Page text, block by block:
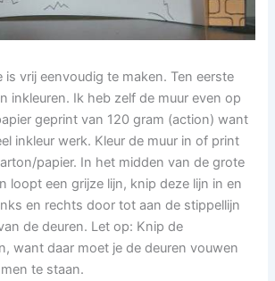
is vrij eenvoudig te maken. Ten eerste
inkleuren. Ik heb zelf de muur even op
geprint van 120 gram (action) want
inkleur werk. Kleur de muur in of print
papier. In het midden van de grote
loopt een grijze lijn, knip deze lijn in en
en rechts door tot aan de stippellijn
de deuren. Let op: Knip de
want daar moet je de deuren vouwen
te staan.